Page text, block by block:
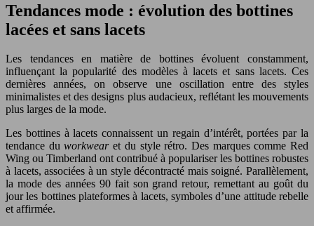
Tendances mode : évolution des bottines
lacées et sans lacets
Les tendances en matière de bottines évoluent constamment,
influençant la popularité des modèles à lacets et sans lacets. Ces
dernières années, on observe une oscillation entre des styles
minimalistes et des designs plus audacieux, reflétant les mouvements
plus larges de la mode.
Les bottines à lacets connaissent un regain d’intérêt, portées par la
tendance duworkwearet du style rétro. Des marques comme Red
Wing ou Timberland ont contribué à populariser les bottines robustes
à lacets, associées à un style décontracté mais soigné. Parallèlement,
la mode des années 90 fait son grand retour, remettant au goût du
jour les bottines plateformes à lacets, symboles d’une attitude rebelle
et affirmée.